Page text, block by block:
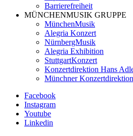
Barrierefreiheit
MÜNCHENMUSIK GRUPPE
MünchenMusik
Alegria Konzert
NürnbergMusik
Alegria Exhibition
StuttgartKonzert
Konzertdirektion Hans
Münchner
Facebook
Instagram
Youtube
Linkedin